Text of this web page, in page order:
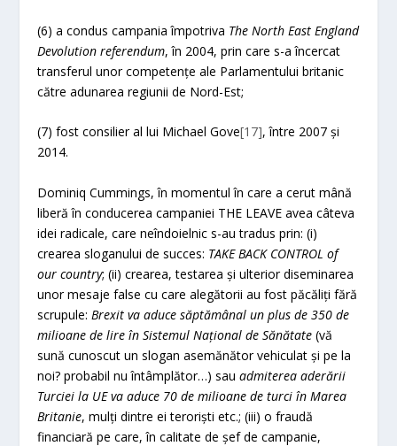
(6) a condus campania împotriva The North East England
Devolution referendum, în 2004, prin care s-a încercat
transferul unor competențe ale Parlamentului britanic
către adunarea regiunii de Nord-Est;
(7) fost consilier al lui Michael Gove[17], între 2007 și
2014.
Dominiq Cummings, în momentul în care a cerut mână
liberă în conducerea campaniei THE LEAVE avea câteva
idei radicale, care neîndoielnic s-au tradus prin: (i)
crearea sloganului de succes: TAKE BACK CONTROL of
our country; (ii) crearea, testarea și ulterior diseminarea
unor mesaje false cu care alegătorii au fost păcăliți fără
scrupule: Brexit va aduce săptămânal un plus de 350 de
milioane de lire în Sistemul Național de Sănătate (vă
sună cunoscut un slogan asemănător vehiculat și pe la
noi? probabil nu întâmplător…) sauadmiterea aderării
Turciei la UE va aduce 70 de milioane de turci în Marea
Britanie, mulți dintre ei teroriști etc.; (iii) o fraudă
financiară pe care, în calitate de șef de campanie,